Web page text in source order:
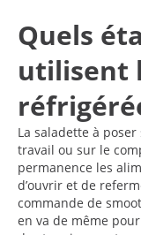
Quels
utilisent
La saladette à
travail ou sur le
permanence les
d’ouvrir et de
commande de
en va de même